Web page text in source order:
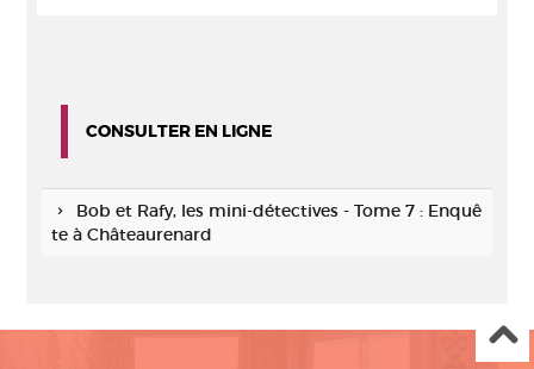
CONSULTER EN LIGNE
Bob et Rafy, les mini-détectives - Tome 7 : Enquê
te à Châteaurenard